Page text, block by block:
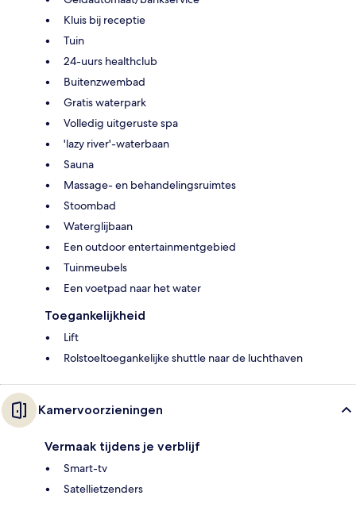
Kluis bij receptie
Tuin
24-uurs healthclub
Buitenzwembad
Gratis waterpark
Volledig uitgeruste spa
'lazy river'-waterbaan
Sauna
Massage- en behandelingsruimtes
Stoombad
Waterglijbaan
Een outdoor entertainmentgebied
Tuinmeubels
Een voetpad naar het water
Toegankelijkheid
Lift
Rolstoeltoegankelijke shuttle naar de luchthaven
Kamervoorzieningen
Vermaak tijdens je verblijf
Smart-tv
Satellietzenders